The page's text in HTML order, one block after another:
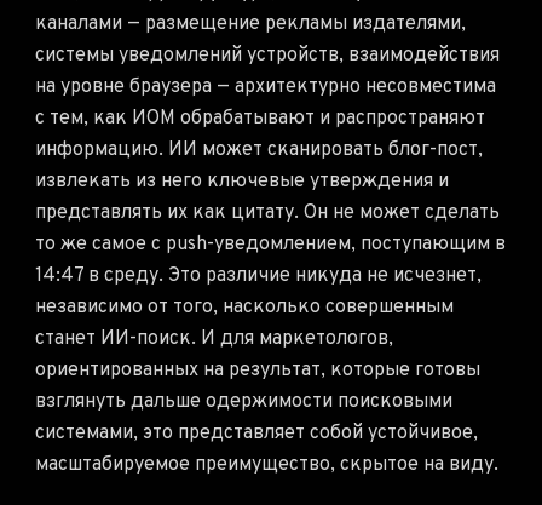
каналами — размещение рекламы издателями,
системы уведомлений устройств, взаимодействия
на уровне браузера — архитектурно несовместима
с тем, как ИОМ обрабатывают и распространяют
информацию. ИИ может сканировать блог-пост,
извлекать из него ключевые утверждения и
представлять их как цитату. Он не может сделать
то же самое с push-уведомлением, поступающим в
14:47 в среду. Это различие никуда не исчезнет,
независимо от того, насколько совершенным
станет ИИ-поиск. И для маркетологов,
ориентированных на результат, которые готовы
взглянуть дальше одержимости поисковыми
системами, это представляет собой устойчивое,
масштабируемое преимущество, скрытое на виду.